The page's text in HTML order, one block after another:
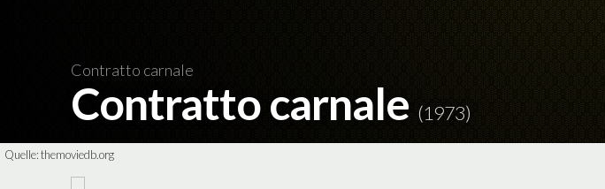
Contratto carnale
Contratto carnale (1973)
Quelle:themoviedb.org